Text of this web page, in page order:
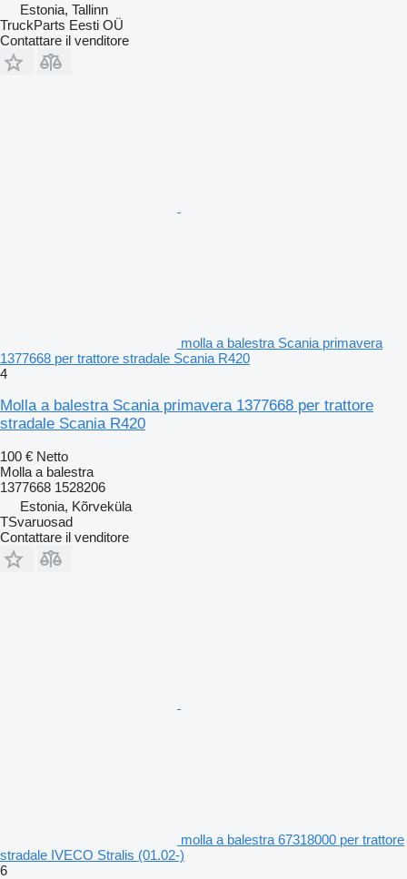
Estonia, Tallinn
TruckParts Eesti OÜ
Contattare il venditore
molla a balestra Scania primavera
1377668 per trattore stradale Scania R420
4
Molla a balestra Scania primavera 1377668 per trattore
stradale Scania R420
100 € Netto
Molla a balestra
1377668 1528206
Estonia, Kõrveküla
TSvaruosad
Contattare il venditore
molla a balestra 67318000 per trattore
stradale IVECO Stralis (01.02-)
6